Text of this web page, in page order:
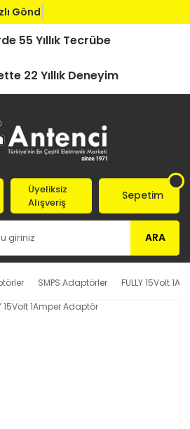
Gönde
55 Yıllık Tecrübe
22 Yıllık Deneyim
ARA
Üyeliksiz
Alışveriş
Sepetim
SMPS Adaptörler FULLY 15Volt